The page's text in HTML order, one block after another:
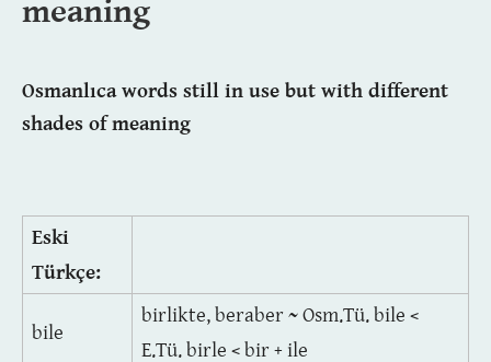
meaning
Osmanlıca words still in use but with different
shades of meaning
Eski
Türkçe:
bile
birlikte, beraber ~ Osm.Tü. bile <
E.Tü. birle < bir + ile